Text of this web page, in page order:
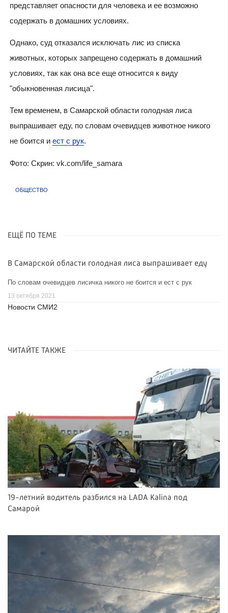
представляет опасности для человека и ее возможно
содержать в домашних условиях.
Однако, суд отказался исключать лис из списка
животных, которых запрещено содержать в домашний
условиях, так как она все еще относится к виду
"обыкновенная лисица".
Тем временем, в Самарской области голодная лиса
выпрашивает еду, по словам очевидцев животное никого
не боится и ест с рук.
Фото: Скрин: vk.com/life_samara
ОБЩЕСТВО
ЕЩЁ ПО ТЕМЕ
В Самарской области голодная лиса выпрашивает еду
По словам очевидцев лисичка никого не боится и ест с рук
13 октября 2021
Новости СМИ2
ЧИТАЙТЕ ТАКЖЕ
19-летний водитель разбился на LADA Kalina под
Самарой